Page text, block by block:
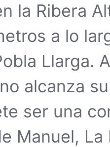
la Ribera
a lo
Llarga.
alcanza
ser una
Manuel,